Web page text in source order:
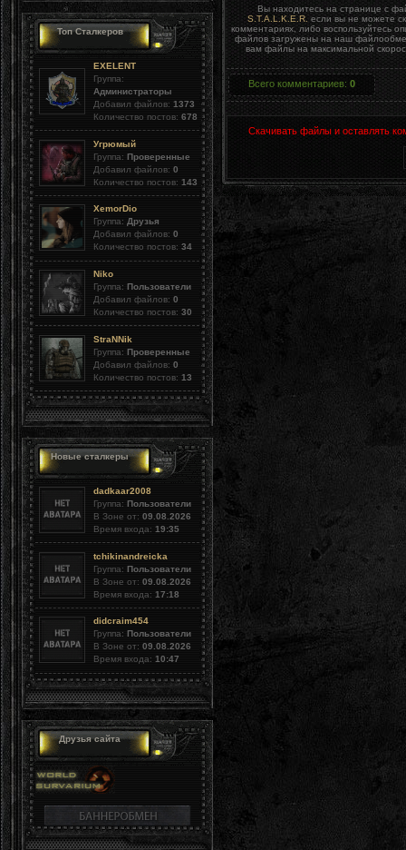
Топ Сталкеров
EXELENT
Группа:
Администраторы
Добавил файлов: 1373
Количество постов: 678
Угрюмый
Группа: Проверенные
Добавил файлов: 0
Количество постов: 143
XemorDio
Группа: Друзья
Добавил файлов: 0
Количество постов: 34
Niko
Группа: Пользователи
Добавил файлов: 0
Количество постов: 30
StraNNik
Группа: Проверенные
Добавил файлов: 0
Количество постов: 13
Новые сталкеры
dadkaar2008
Группа: Пользователи
В Зоне от: 09.08.2026
Время входа: 19:35
tchikinandreicka
Группа: Пользователи
В Зоне от: 09.08.2026
Время входа: 17:18
didcraim454
Группа: Пользователи
В Зоне от: 09.08.2026
Время входа: 10:47
Друзья сайта
Вы находитесь на странице с
S.T.A.L.K.E.R. если вы не можете
комментариях, либо воспользуйтесь
файлов загружены на наш
вам файлы на максимальной
Всего комментариев: 0
Скачивать файлы и оставлять